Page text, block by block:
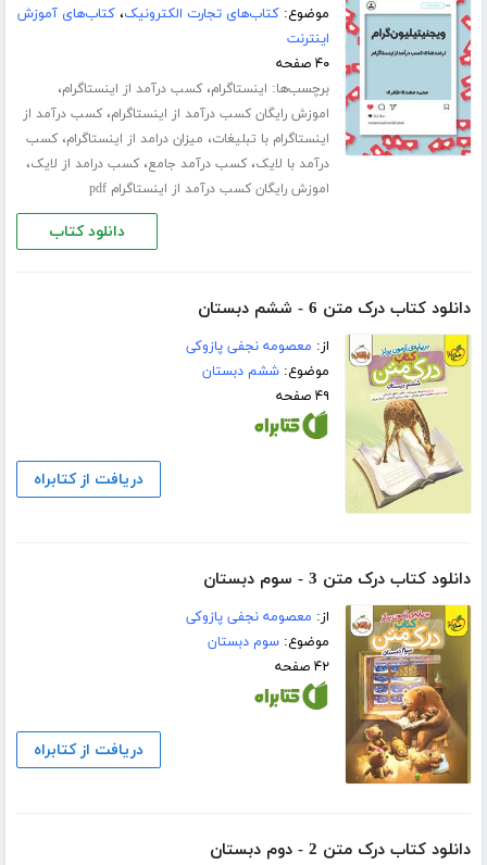
موضوع:کتاب‌های تجارت الکترونیک،کتاب‌های آموزش
اینترنت
۴۰ صفحه
برچسب‌ها: اینستاگرام،کسب درآمد از اینستاگرام،
اموزش رایگان کسب درآمد از اینستاگرام،کسب درآمد از
اینستاگرام با تبلیغات، میزان درامد از اینستاگرام،کسب
درآمد با لایک،کسب درآمد جامع،کسب درامد از لایک،
اموزش رایگان کسب درآمد از اینستاگرام pdf
دانلود کتاب
دانلود کتاب درک متن 6 - ششم دبستان
از: معصومه نجفی پازوکی
موضوع:ششم دبستان
۴۹ صفحه
دریافت از کتابراه
دانلود کتاب درک متن 3 - سوم دبستان
از: معصومه نجفی پازوکی
موضوع:سوم دبستان
۴۲ صفحه
دریافت از کتابراه
دانلود کتاب درک متن 2 - دوم دبستان